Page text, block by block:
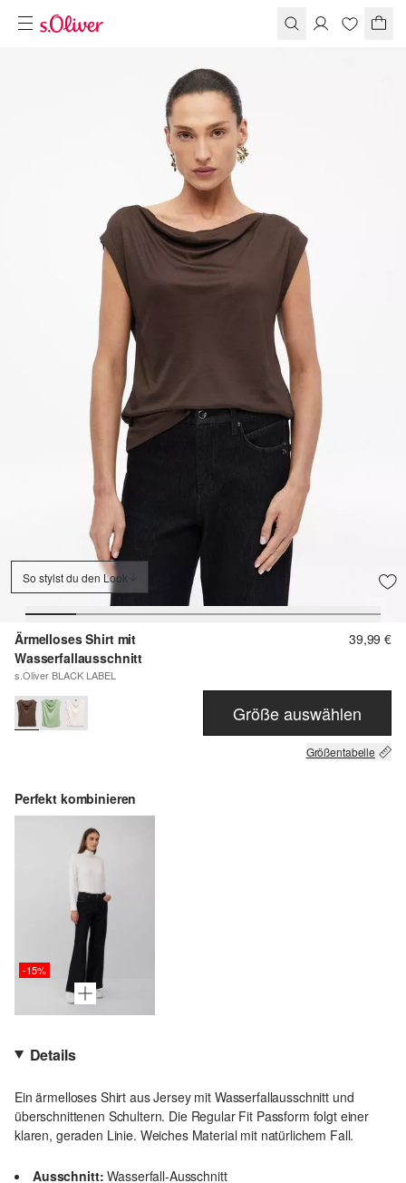
So stylst du den Look
Ärmelloses Shirt mit
Wasserfallausschnitt
s.Oliver BLACK LABEL
39,99 €
Größe auswählen
Größentabelle
Perfekt kombinieren
-15%
Details
Ein ärmelloses Shirt aus Jersey mit Wasserfallausschnitt und
überschnittenen Schultern. Die Regular Fit Passform folgt einer
klaren, geraden Linie. Weiches Material mit natürlichem Fall.
Ausschnitt: Wasserfall-Ausschnitt